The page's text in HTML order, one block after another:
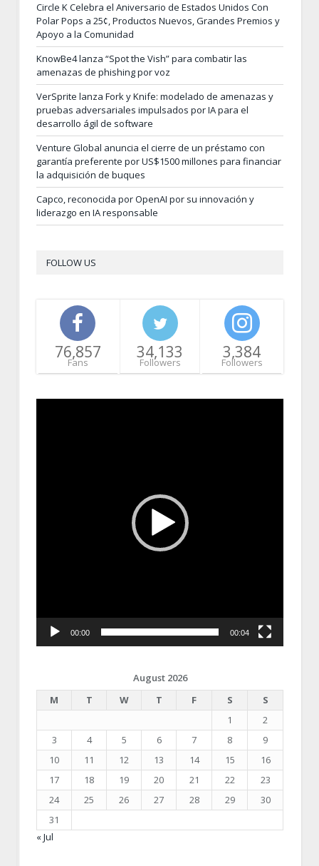
Circle K Celebra el Aniversario de Estados Unidos Con
Polar Pops a 25¢, Productos Nuevos, Grandes Premios y
Apoyo a la Comunidad
KnowBe4 lanza “Spot the Vish” para combatir las
amenazas de phishing por voz
VerSprite lanza Fork y Knife: modelado de amenazas y
pruebas adversariales impulsados por IA para el
desarrollo ágil de software
Venture Global anuncia el cierre de un préstamo con
garantía preferente por US$1500 millones para financiar
la adquisición de buques
Capco, reconocida por OpenAI por su innovación y
liderazgo en IA responsable
FOLLOW US
76,857
Fans
34,133
Followers
3,384
Followers
00:00 00:04
August 2026
M
T W T F S
S
1
2
3
4 5 6 7 8
9
10
11 12 13 14 15
16
17
18 19 20 21 22
23
24
25 26 27 28 29
30
31
« Jul